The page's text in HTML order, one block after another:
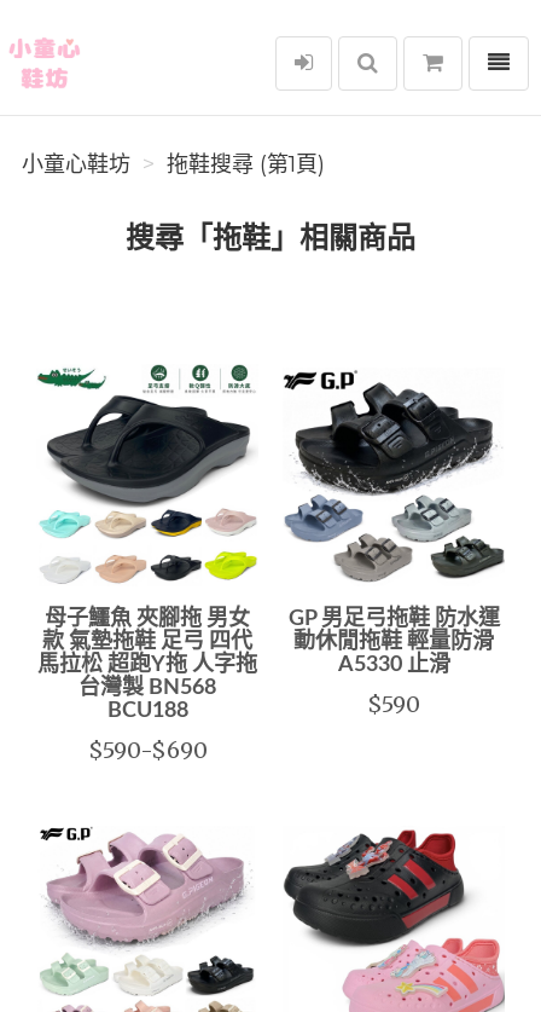
小童心鞋坊
選單
小童心鞋坊 拖鞋搜尋 (第1頁)
搜尋「拖鞋」相關商品
母子鱷魚 夾腳拖 男女
款 氣墊拖鞋 足弓 四代
馬拉松 超跑Y拖 人字拖
台灣製 BN568
BCU188
$590-$690
GP 男足弓拖鞋 防水運
動休閒拖鞋 輕量防滑
A5330 止滑
$590